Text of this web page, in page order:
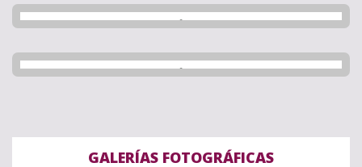
GALERÍAS FOTOGRÁFICAS